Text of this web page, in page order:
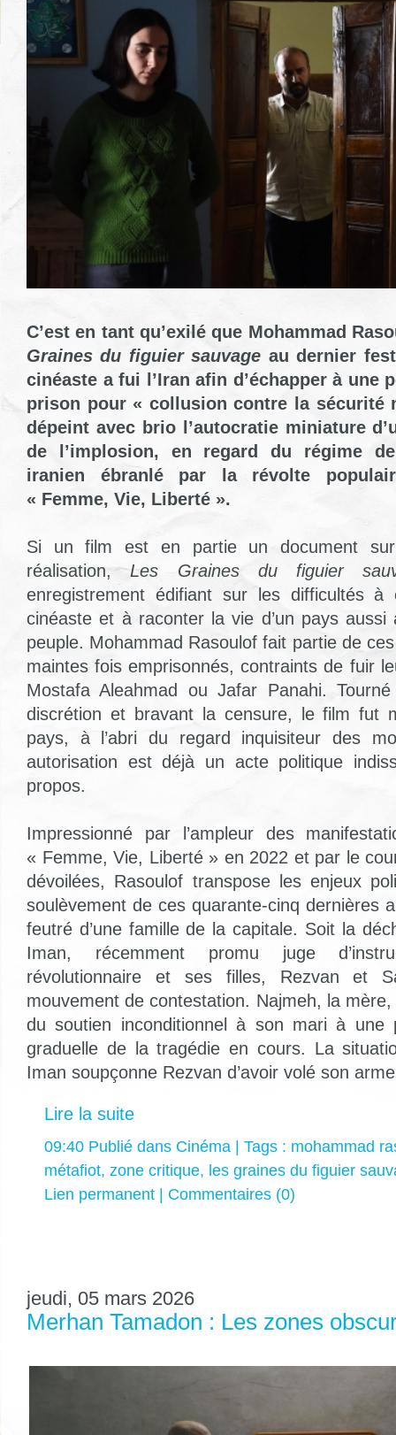
C’est en tant qu’exilé que Mohammad
Graines du figuiersauvage au dernier
cinéaste a fui l’Iran afin d’échapper à une
prison pour « collusion contre la sécurité
dépeint avec brio l’autocratie miniature
de l’implosion, en regard du régime
iranien ébranlé par la révolte
« Femme, Vie, Liberté ».
Si un film est en partie un document
réalisation,Les Graines du figuier
enregistrement édifiant sur les difficultés
cinéaste et à raconter la vie d’un pays
peuple. Mohammad Rasoulof fait partie de
maintes fois emprisonnés, contraints de fuir
Mostafa Aleahmad ou Jafar Panahi.
discrétion et bravant la censure, le film fut
pays, à l’abri du regard inquisiteur des
autorisation est déjà un acte politique
propos.
Impressionné par l’ampleur des
« Femme, Vie, Liberté » en 2022 et par le
dévoilées, Rasoulof transpose les enjeux
soulèvement de ces quarante-cinq dernières
feutré d’une famille de la capitale. Soit la
Iman, récemment promu juge
révolutionnaire et ses filles, Rezvan et
mouvement de contestation. Najmeh, la
du soutien inconditionnel à son mari à une
graduelle de la tragédie en cours. La
Iman soupçonne Rezvan d’avoir volé son
Lire la suite
09:40 Publié dans Cinéma | Tags : mohammad
métafiot, zone critique, les graines du figuier
Lien permanent | Commentaires (0)
jeudi, 05 mars 2026
Merhan Tamadon : Les zones